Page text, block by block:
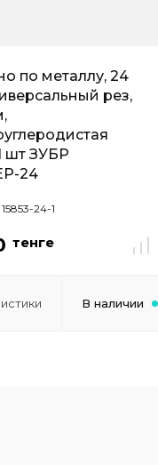
по металлу, 24
рез,
шт ЗУБР
24
15853-24-1
тенге
В наличии